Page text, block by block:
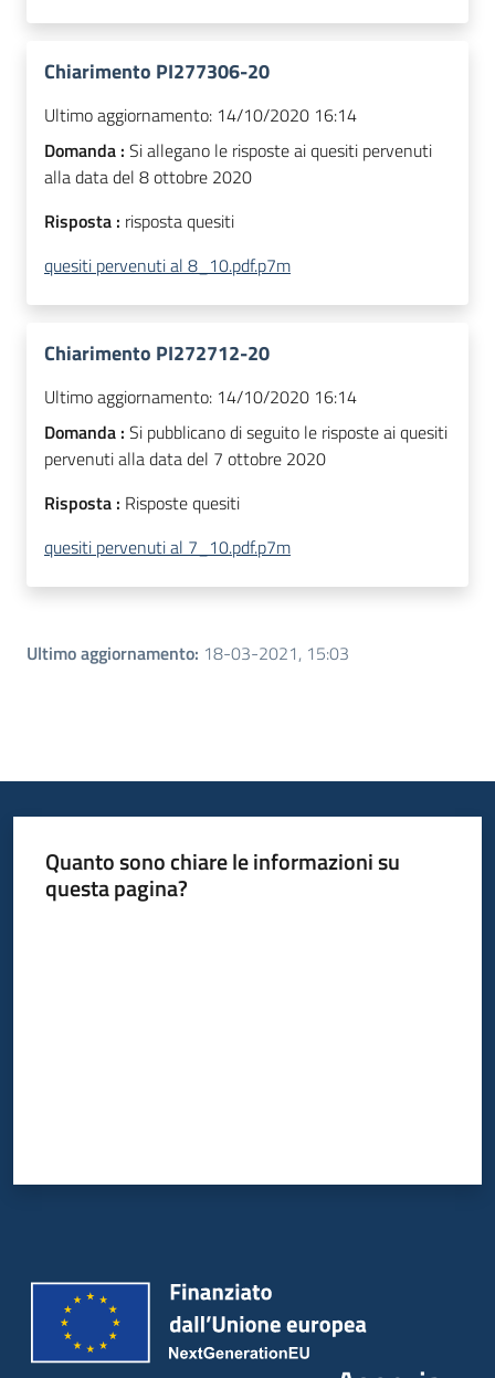
Chiarimento PI277306-20
Ultimo aggiornamento: 14/10/2020 16:14
Domanda : Si allegano le risposte ai quesiti pervenuti
alla data del 8 ottobre 2020
Risposta : risposta quesiti
quesiti pervenuti al 8_10.pdf.p7m
Chiarimento PI272712-20
Ultimo aggiornamento: 14/10/2020 16:14
Domanda : Si pubblicano di seguito le risposte ai quesiti
pervenuti alla data del 7 ottobre 2020
Risposta : Risposte quesiti
quesiti pervenuti al 7_10.pdf.p7m
Ultimo aggiornamento: 18-03-2021, 15:03
Quanto sono chiare le informazioni su
questa pagina?